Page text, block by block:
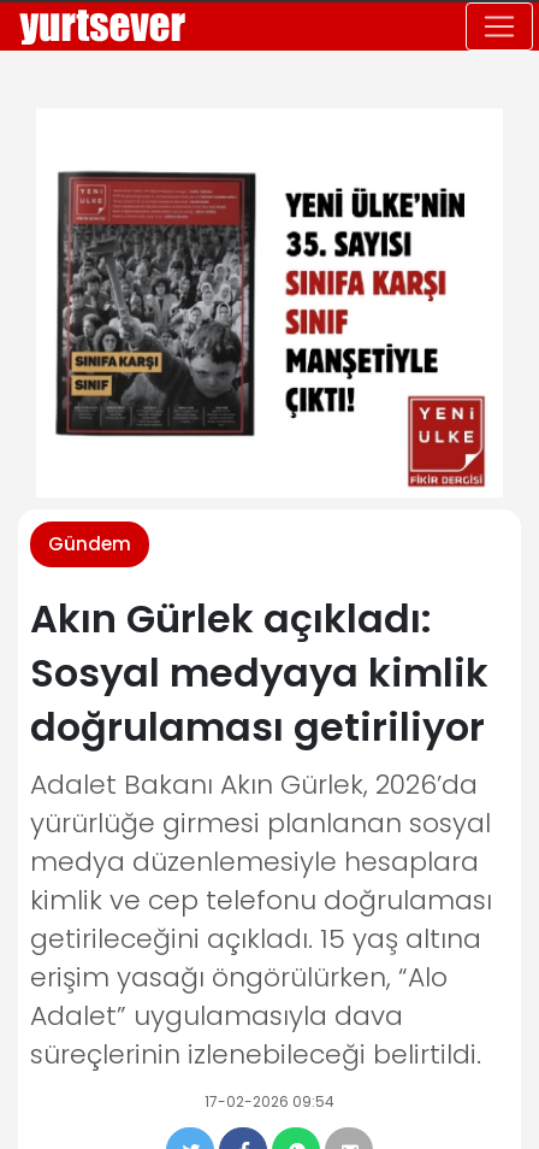
Gündem
Akın Gürlek açıkladı:
Sosyal medyaya kimlik
doğrulaması getiriliyor
Adalet Bakanı Akın Gürlek, 2026’da
yürürlüğe girmesi planlanan sosyal
medya düzenlemesiyle hesaplara
kimlik ve cep telefonu doğrulaması
getirileceğini açıkladı. 15 yaş altına
erişim yasağı öngörülürken, “Alo
Adalet” uygulamasıyla dava
süreçlerinin izlenebileceği belirtildi.
17-02-2026 09:54